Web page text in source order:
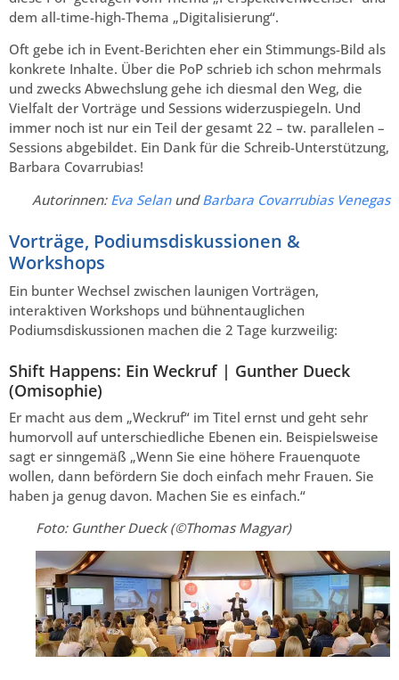
dem all-time-high-Thema „Digitalisierung“.
Oft gebe ich in Event-Berichten eher ein Stimmungs-Bild als
konkrete Inhalte. Über die PoP schrieb ich schon mehrmals
und zwecks Abwechslung gehe ich diesmal den Weg, die
Vielfalt der Vorträge und Sessions widerzuspiegeln. Und
immer noch ist nur ein Teil der gesamt 22 – tw. parallelen –
Sessions abgebildet. Ein Dank für die Schreib-Unterstützung,
Barbara Covarrubias!
Autorinnen: Eva SelanundBarbara Covarrubias Venegas
Vorträge, Podiumsdiskussionen &
Workshops
Ein bunter Wechsel zwischen launigen Vorträgen,
interaktiven Workshops und bühnentauglichen
Podiumsdiskussionen machen die 2 Tage kurzweilig:
Shift Happens: Ein Weckruf | Gunther Dueck
(Omisophie)
Er macht aus dem „Weckruf“ im Titel ernst und geht sehr
humorvoll auf unterschiedliche Ebenen ein. Beispielsweise
sagt er sinngemäß „Wenn Sie eine höhere Frauenquote
wollen, dann befördern Sie doch einfach mehr Frauen. Sie
haben ja genug davon. Machen Sie es einfach.“
Foto: Gunther Dueck (©Thomas Magyar)